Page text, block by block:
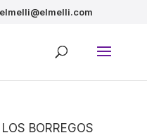
elmelli@elmelli.com
BORREGOS